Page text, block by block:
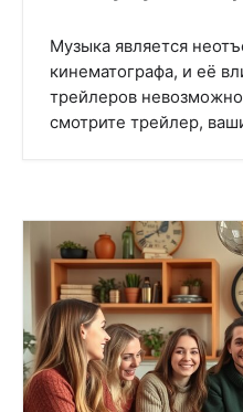
Музыка является
кинематографа, и её
трейлеров
смотрите трейлер,